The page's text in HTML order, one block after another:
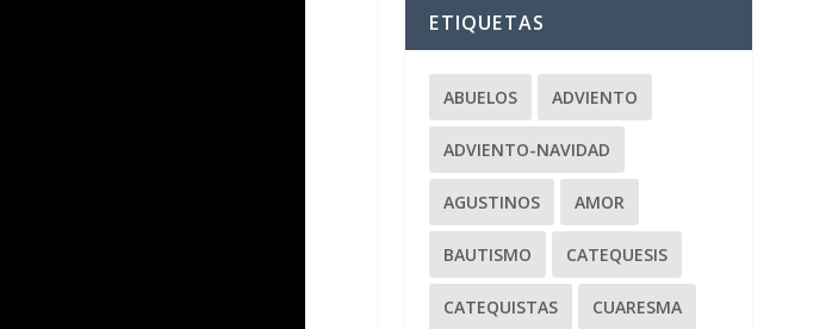
ETIQUETAS
ABUELOS ADVIENTO
ADVIENTO-NAVIDAD
AGUSTINOS AMOR
BAUTISMO CATEQUESIS
CATEQUISTAS CUARESMA